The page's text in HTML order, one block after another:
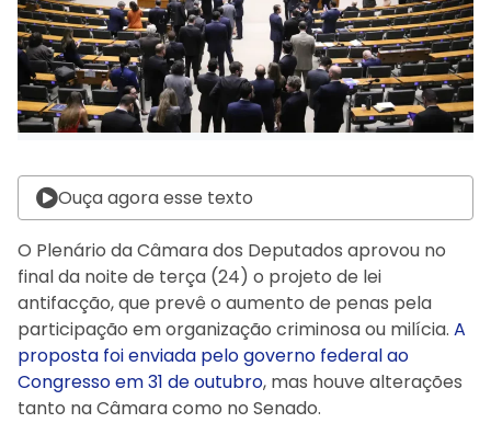
Ouça agora esse texto
O Plenário da Câmara dos Deputados aprovou no
final da noite de terça (24) o projeto de lei
antifacção, que prevê o aumento de penas pela
participação em organização criminosa ou milícia. A
proposta foi enviada pelo governo federal ao
Congresso em 31 de outubro, mas houve alterações
tanto na Câmara como no Senado.